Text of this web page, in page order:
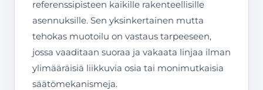
referenssipisteen kaikille rakenteellisille
asennuksille. Sen yksinkertainen mutta
tehokas muotoilu on vastaus tarpeeseen,
jossa vaaditaan suoraa ja vakaata linjaa ilman
ylimääräisiä liikkuvia osia tai monimutkaisia
säätömekanismeja.